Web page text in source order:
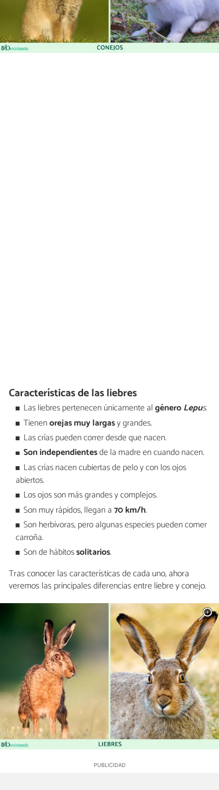
Características de las liebres
Las liebres pertenecen únicamente algéneroLepus.
Tienenorejas muy largasy grandes.
Las crías pueden correr desde que nacen.
Son independientesde la madre en cuando nacen.
Las crías nacen cubiertas de pelo y con los ojos
abiertos.
Los ojos son más grandes y complejos.
Son muy rápidos, llegan a70 km/h.
Son herbívoras, pero algunas especies pueden comer
carroña.
Son de hábitossolitarios.
Tras conocer las características de cada uno, ahora
veremos las principales diferencias entre liebre y conejo.